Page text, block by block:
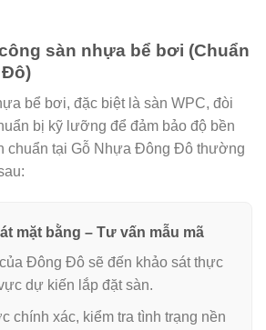
sàn nhựa bể bơi (Chuẩn
bể bơi, đặc biệt là sàn WPC, đòi
bị kỹ lưỡng để đảm bảo độ bền
chuẩn tại Gỗ Nhựa Đông Đô thường
mặt bằng – Tư vấn mẫu mã
Đông Đô sẽ đến khảo sát thực
dự kiến lắp đặt sàn.
chính xác, kiểm tra tình trạng nền